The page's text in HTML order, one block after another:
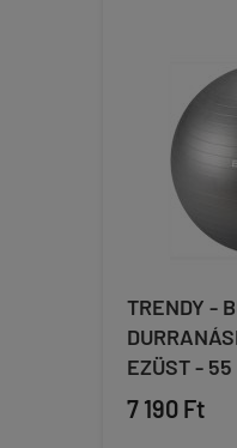
TRENDY -
EZÜST - 55
7 190 Ft